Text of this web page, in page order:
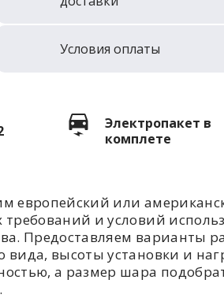
Условия оплаты
Электропакет в
комплете
европейский или
и условий
Предоставляем варианты
вида, высоты установки и
а размер шара